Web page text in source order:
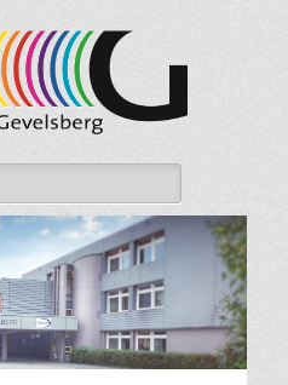
Städtisches
Gymnasium
Gevelsberg